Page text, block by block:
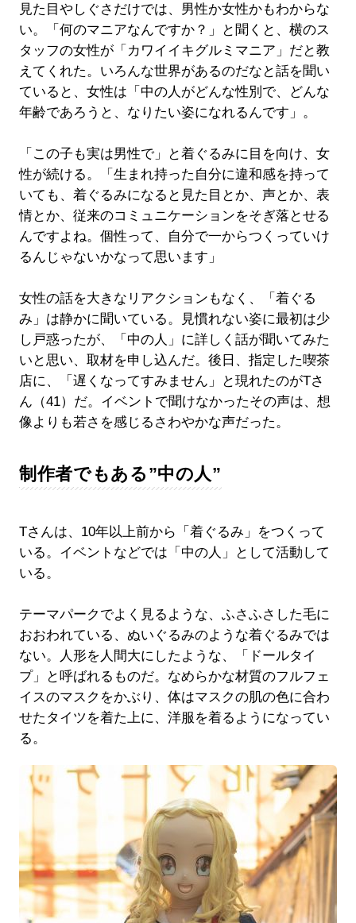
見た目やしぐさだけでは、男性か女性かもわからな
い。「何のマニアなんですか？」と聞くと、横のス
タッフの女性が「カワイイキグルミマニア」だと教
えてくれた。いろんな世界があるのだなと話を聞い
ていると、女性は「中の人がどんな性別で、どんな
年齢であろうと、なりたい姿になれるんです」。
「この子も実は男性で」と着ぐるみに目を向け、女
性が続ける。「生まれ持った自分に違和感を持って
いても、着ぐるみになると見た目とか、声とか、表
情とか、従来のコミュニケーションをそぎ落とせる
んですよね。個性って、自分で一からつくっていけ
るんじゃないかなって思います」
女性の話を大きなリアクションもなく、「着ぐる
み」は静かに聞いている。見慣れない姿に最初は少
し戸惑ったが、「中の人」に詳しく話が聞いてみた
いと思い、取材を申し込んだ。後日、指定した喫茶
店に、「遅くなってすみません」と現れたのがTさ
ん（41）だ。イベントで聞けなかったその声は、想
像よりも若さを感じるさわやかな声だった。
制作者でもある”中の人”
Tさんは、10年以上前から「着ぐるみ」をつくって
いる。イベントなどでは「中の人」として活動して
いる。
テーマパークでよく見るような、ふさふさした毛に
おおわれている、ぬいぐるみのような着ぐるみでは
ない。人形を人間大にしたような、「ドールタイ
プ」と呼ばれるものだ。なめらかな材質のフルフェ
イスのマスクをかぶり、体はマスクの肌の色に合わ
せたタイツを着た上に、洋服を着るようになってい
る。